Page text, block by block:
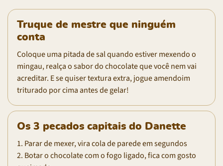
Truque de mestre que ninguém
conta
Coloque uma pitada de sal quando estiver mexendo o
mingau, realça o sabor do chocolate que você nem vai
acreditar. E se quiser textura extra, jogue amendoim
triturado por cima antes de gelar!
Os 3 pecados capitais do Danette
1. Parar de mexer, vira cola de parede em segundos
2. Botar o chocolate com o fogo ligado, fica com gosto